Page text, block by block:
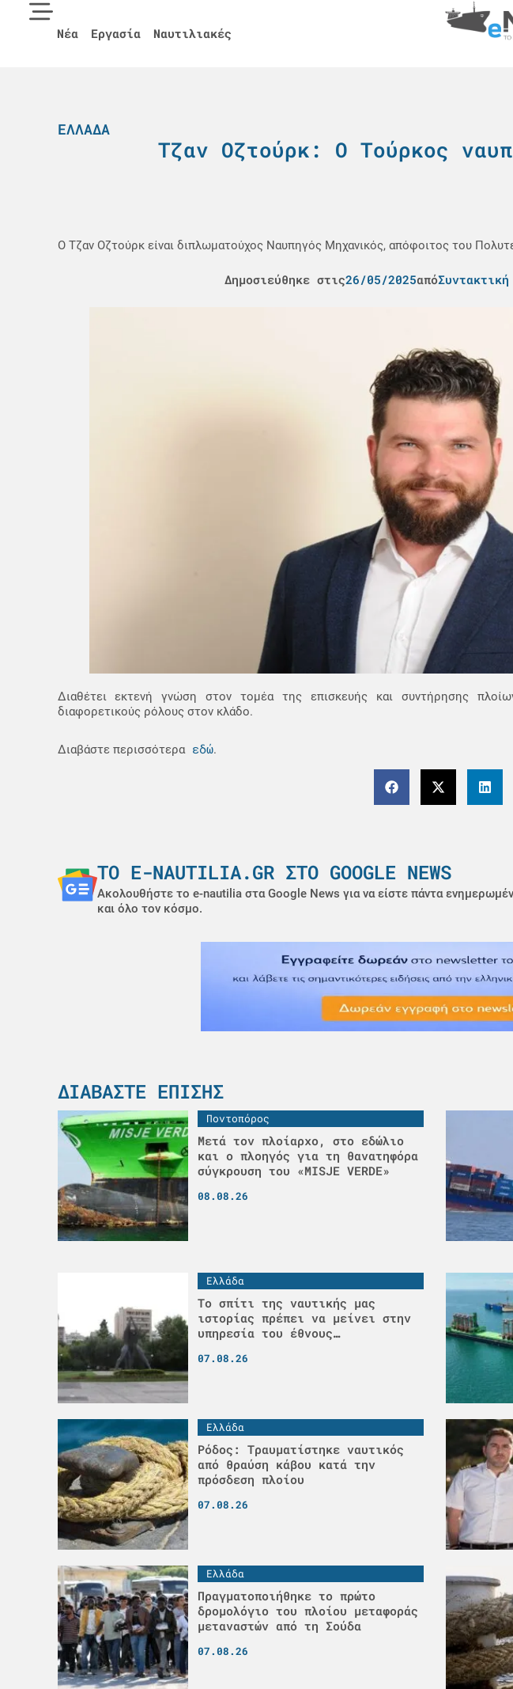
Νέα Εργασία Ναυτιλιακές
ΕΛΛΆΔΑ
Τζαν Οζτούρκ: Ο Τούρκος
Ο Τζαν Οζτούρκ είναι διπλωματούχος Ναυπηγός Μηχανικός, απόφοιτος του
Δημοσιεύθηκε στις26/05/2025από
Διαθέτει εκτενή γνώση στον τομέα της επισκευής και συντήρησης
διαφορετικούς ρόλους στον κλάδο.
Διαβάστε περισσότεραεδώ.
ΤΟ E-NAUTILIA.GR ΣΤΟ GOOGLE NEWS
Ακολουθήστε το e-nautilia στα Google News για να είστε πάντα
και όλο τον κόσμο.
ΔΙΑΒΆΣΤΕ ΕΠΊΣΗΣ
Ποντοπόρος
Μετά τον πλοίαρχο, στο εδώλιο
και ο πλοηγός για τη θανατηφόρα
σύγκρουση του «MISJE VERDE»
08.08.26
Ελλάδα
Το σπίτι της ναυτικής μας
ιστορίας πρέπει να μείνει στην
υπηρεσία του έθνους…
07.08.26
Ελλάδα
Ρόδος: Τραυματίστηκε ναυτικός
από θραύση κάβου κατά την
πρόσδεση πλοίου
07.08.26
Ελλάδα
Πραγματοποιήθηκε το πρώτο
δρομολόγιο του πλοίου μεταφοράς
μεταναστών από τη Σούδα
07.08.26